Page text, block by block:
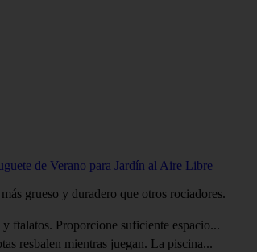
de Verano para Jardín al Aire Libre
grueso y duradero que otros rociadores.
ftalatos. Proporcione suficiente espacio...
resbalen mientras juegan. La piscina...